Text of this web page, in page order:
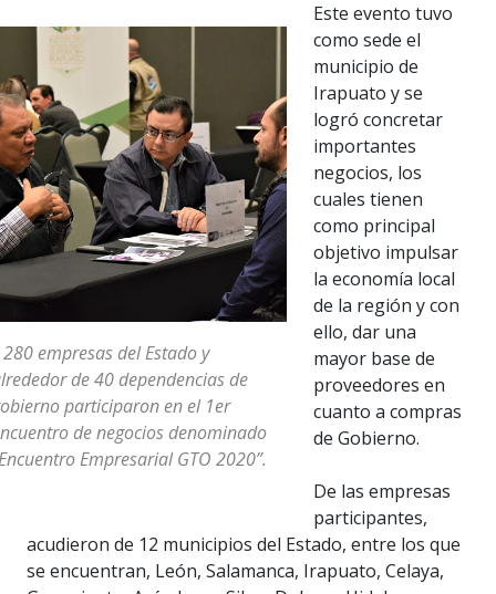
280 empresas del Estado y
de 40 dependencias de
participaron en el 1er
de negocios denominado
Empresarial GTO 2020”.
Este evento tuvo
como sede el
municipio de
Irapuato y se
logró concretar
importantes
negocios, los
cuales tienen
como principal
objetivo impulsar
la economía local
de la región y con
ello, dar una
mayor base de
proveedores en
cuanto a compras
de Gobierno.
De las empresas
participantes,
acudieron de 12 municipios del Estado, entre los que
se encuentran, León, Salamanca, Irapuato, Celaya,